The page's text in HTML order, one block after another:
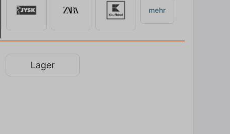
mehr
Lager